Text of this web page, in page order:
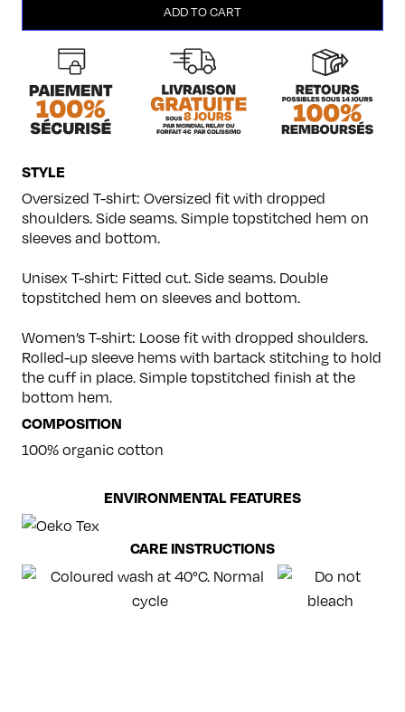
ADD TO CART
STYLE
Oversized T-shirt: Oversized fit with dropped
shoulders. Side seams. Simple topstitched hem on
sleeves and bottom.
Unisex T-shirt: Fitted cut. Side seams. Double
topstitched hem on sleeves and bottom.
Women’s T-shirt: Loose fit with dropped shoulders.
Rolled-up sleeve hems with bartack stitching to hold
the cuff in place. Simple topstitched finish at the
bottom hem.
COMPOSITION
100% organic cotton
ENVIRONMENTAL FEATURES
CARE INSTRUCTIONS